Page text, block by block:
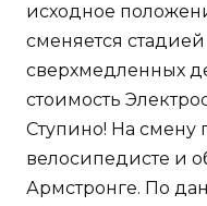
исходное
сменяется
сверхмедленных
стоимость
Ступино! На
велосипедисте и
Армстронге. По